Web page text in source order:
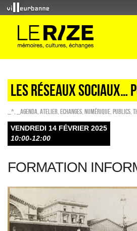
LES RÉSEAUX SOCIAUX…
_* _Agenda Atelier ECHANGES Numérique PUBLICS
VENDREDI 14 FÉVRIER 2025
10:00-12:00
FORMATION